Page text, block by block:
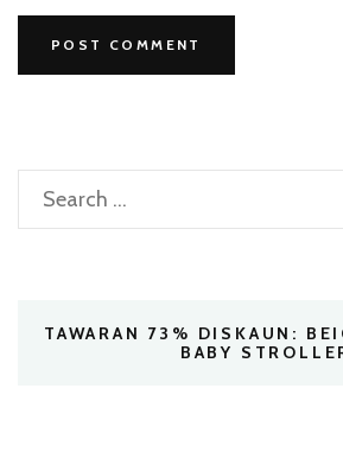
Search
for:
TAWARAN 73% DISKAUN:
BABY